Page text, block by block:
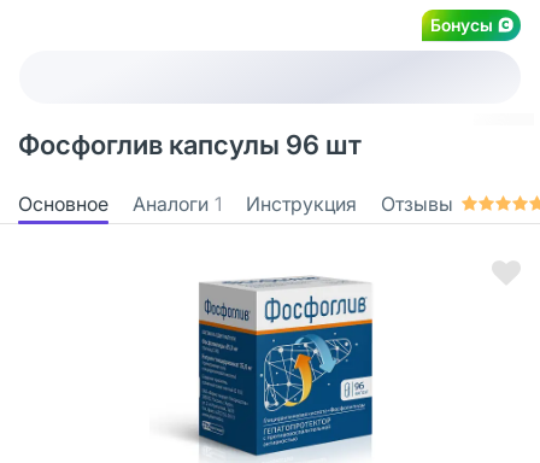
Бонусы
Фосфоглив капсулы 96 шт
Основное Аналоги 1 Инструкция Отзывы